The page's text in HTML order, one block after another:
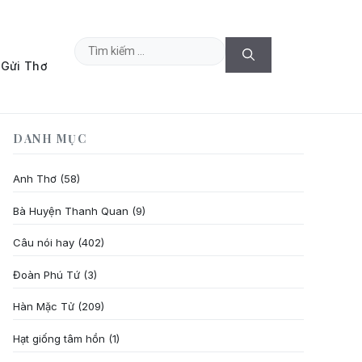
Gửi Thơ
Tìm
DANH MỤC
Anh Thơ (58)
Bà Huyện Thanh Quan (9)
Câu nói hay (402)
Đoàn Phú Tứ (3)
Hàn Mặc Tử (209)
Hạt giống tâm hồn (1)